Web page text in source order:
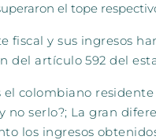
el tope
fiscal y sus ingresos
del artículo 592 del
colombiano
no serlo?; La gran
los ingresos